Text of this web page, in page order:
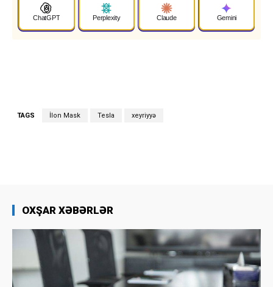
ChatGPT Perplexity Claude Gemini
TAGS İlon Mask Tesla xeyriyyə
OXŞAR XƏBƏRLƏR